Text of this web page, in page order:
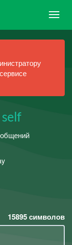
15895символов